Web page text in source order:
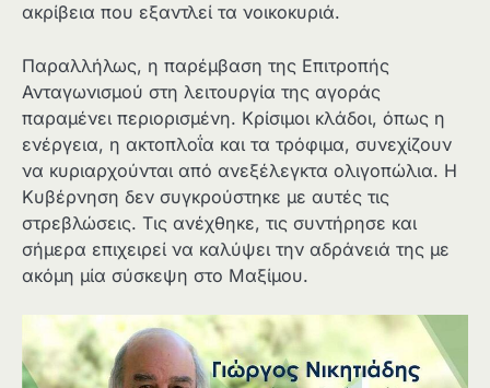
ακρίβεια που εξαντλεί τα νοικοκυριά.
Παραλλήλως, η παρέμβαση της Επιτροπής
Ανταγωνισμού στη λειτουργία της αγοράς
παραμένει περιορισμένη. Κρίσιμοι κλάδοι, όπως η
ενέργεια, η ακτοπλοΐα και τα τρόφιμα, συνεχίζουν
να κυριαρχούνται από ανεξέλεγκτα ολιγοπώλια. Η
Κυβέρνηση δεν συγκρούστηκε με αυτές τις
στρεβλώσεις. Τις ανέχθηκε, τις συντήρησε και
σήμερα επιχειρεί να καλύψει την αδράνειά της με
ακόμη μία σύσκεψη στο Μαξίμου.